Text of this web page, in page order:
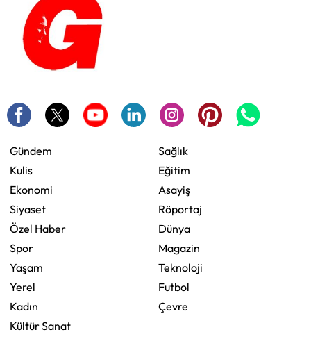
Gündem
Kulis
Ekonomi
Siyaset
Özel Haber
Spor
Yaşam
Yerel
Kadın
Kültür Sanat
Sağlık
Eğitim
Asayiş
Röportaj
Dünya
Magazin
Teknoloji
Futbol
Çevre